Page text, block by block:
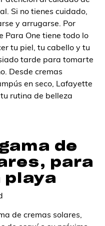
Si no tienes cuidado,
y arrugarse. Por
Para One tiene todo lo
tu piel, tu cabello y tu
tarde para tomarte
Desde cremas
en seco, Lafayette
rutina de belleza
de
para
playa
de cremas solares,